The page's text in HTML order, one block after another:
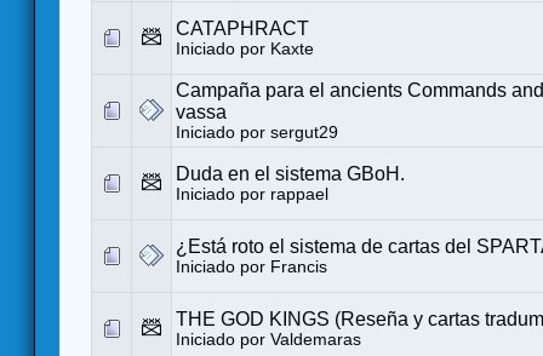
CATAPHRACT
Iniciado por Kaxte
Campaña para el ancients Commands
vassa
Iniciado por sergut29
Duda en el sistema GBoH.
Iniciado por rappael
¿Está roto el sistema de cartas del
Iniciado por Francis
THE GOD KINGS (Reseña y cartas
Iniciado por Valdemaras